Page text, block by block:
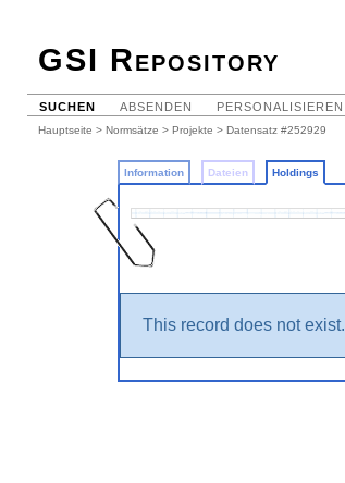
GSI Repository
SUCHEN ABSENDEN PERSONALISIEREN
Hauptseite > Normsätze > Projekte > Datensatz #252929
Information Dateien Holdings
This record does not exist.